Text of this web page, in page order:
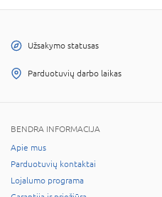
Užsakymo statusas
Parduotuvių darbo laikas
BENDRA INFORMACIJA
Apie mus
Parduotuvių kontaktai
Lojalumo programa